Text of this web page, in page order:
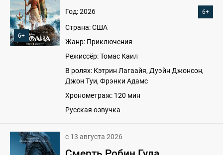
6+
Год: 2026 6+
Страна: США
Жанр: Приключения
Режиссёр: Томас Каил
В ролях: Кэтрин Лагаайя, Дуэйн Джонсон,
Джон Туи, Фрэнки Адамс
Хронометраж: 120 мин
Русская озвучка
с 13 августа 2026